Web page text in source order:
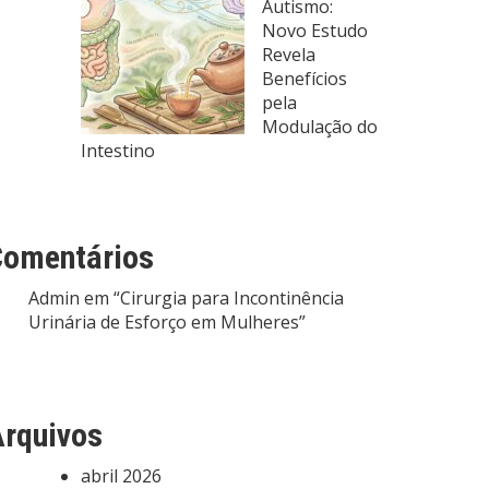
Autismo:
Novo Estudo
Revela
Benefícios
pela
Modulação do
Intestino
Admin em “Cirurgia para Incontinência
Urinária de Esforço em Mulheres”
abril 2026